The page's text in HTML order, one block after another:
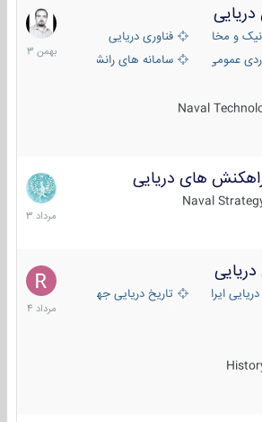
و مخابرات دریاییفناوری دریایی
عمومی
سامانه های رانشی دریایی
Naval
6
بهمن
1403
های دریایی
Naval
2
مرداد
1403
ایران تاریخ دریایی جهان
16
مرداد
1404